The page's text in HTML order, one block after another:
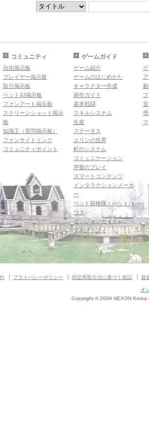
コミュニティ
自由掲示板
プレイヤー掲示板
取引掲示板
ペットAI掲示板
ファンアート掲示板
スクリーンショット掲示
板
知識王（質問掲示板）
ファンサイトリンク
コミュニティポイント
ゲームガイド
ゲーム紹介
ゲームのはじめかた
キャラクター作成
操作ガイド
基本戦闘
スキルシステム
生産
ステータス
エリンの世界
町のシステム
コミュニケーション
序盤のプレイ
スマートコンテンツ
インタラクションメーカ
ー
ペット探検隊・ペットハ
ウス
ダンジョンガイド
マギグラフィ
プライバシーポリシー 特定商取引法に基づく表記 資
オ
Copyright © 2009 NEXON Korea